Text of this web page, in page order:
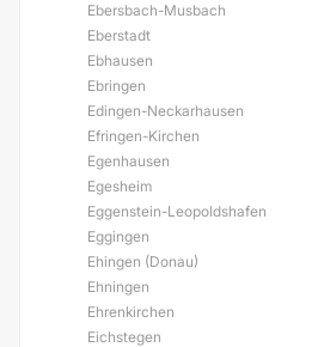
Ebersbach-Musbach
Eberstadt
Ebhausen
Ebringen
Edingen-Neckarhausen
Efringen-Kirchen
Egenhausen
Egesheim
Eggenstein-Leopoldshafen
Eggingen
Ehingen (Donau)
Ehningen
Ehrenkirchen
Eichstegen